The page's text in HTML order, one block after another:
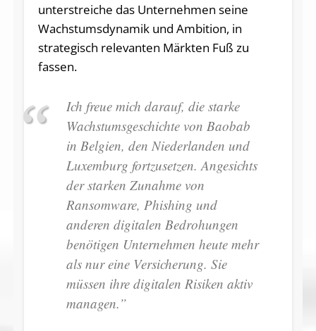
unterstreiche das Unternehmen seine
Wachstumsdynamik und Ambition, in
strategisch relevanten Märkten Fuß zu
fassen.
Ich freue mich darauf, die starke
Wachstumsgeschichte von Baobab
in Belgien, den Niederlanden und
Luxemburg fortzusetzen. Angesichts
der starken Zunahme von
Ransomware, Phishing und
anderen digitalen Bedrohungen
benötigen Unternehmen heute mehr
als nur eine Versicherung. Sie
müssen ihre digitalen Risiken aktiv
managen.”